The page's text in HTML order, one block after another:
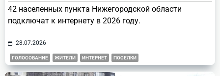
42 населенных пункта Нижегородской области
подключат к интернету в 2026 году.
28.07.2026
ГОЛОСОВАНИЕ ЖИТЕЛИ ИНТЕРНЕТ ПОСЕЛКИ